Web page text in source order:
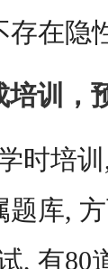
在隐
培训，
时培
题库,
, 有80